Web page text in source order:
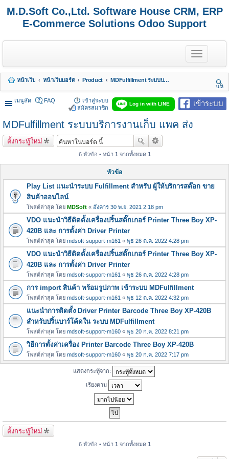
M.D.Soft Co.,Ltd. Software House CRM, ERP
E-Commerce Solutions Odoo Support
T
o
g
e
n
a
หน้าเว็บ หน้าเว็บบอร์ด Product
MDFulfillment ระบบบริการงานเก็บ แพค ส่ง
นห
า
เมนูลัด
เข้าระบบ
Log in with LINE
FAQ
เข้าสู่ระบบ
สมัครสมาชิก
MDFulfillment ระบบบริการงานเก็บ แพค ส่ง
ตั้งกระทู้ใหม่
6 หัวข้อ • หน้า 1 จากทั้งหมด 1
หัวข้อ
Play List แนะนำระบบ Fulfillment สำหรับ ผู้ให้บริการสต๊อก ขาย
สินค้าออนไลน์
โพสต์ล่าสุด โดย MDSoft « อังคาร 30 พ.ย. 2021 2:18 pm
VDO แนะนำวิธีติดตั้งเครื่องปริ้นสติ๊กเกอร์ Printer Three Boy XP-
420B และ การตั้งค่า Driver Printer
โพสต์ล่าสุด โดย mdsoft-support-m161 « พุธ 26 ต.ค. 2022 4:28 pm
VDO แนะนำวิธีติดตั้งเครื่องปริ้นสติ๊กเกอร์ Printer Three Boy XP-
420B และ การตั้งค่า Driver Printer
โพสต์ล่าสุด โดย mdsoft-support-m161 « พุธ 26 ต.ค. 2022 4:28 pm
การ import สินค้า พร้อมรูปภาพ เข้าระบบ MDFulfillment
โพสต์ล่าสุด โดย mdsoft-support-m161 « พุธ 12 ต.ค. 2022 4:32 pm
แนะนำการติดตั้ง Driver Printer Barcode Three Boy XP-420B
สำหรับปริ้นบาร์โค้ดใน ระบบ MDFulfillment
โพสต์ล่าสุด โดย mdsoft-support-m160 « พุธ 20 ก.ค. 2022 8:21 pm
วิธีการตั้งค่าเครื่อง Printer Barcode Three Boy XP-420B
โพสต์ล่าสุด โดย mdsoft-support-m160 « พุธ 20 ก.ค. 2022 7:17 pm
แสดงกระทู้จาก:
เรียงตาม
ตั้งกระทู้ใหม่
6 หัวข้อ • หน้า 1 จากทั้งหมด 1